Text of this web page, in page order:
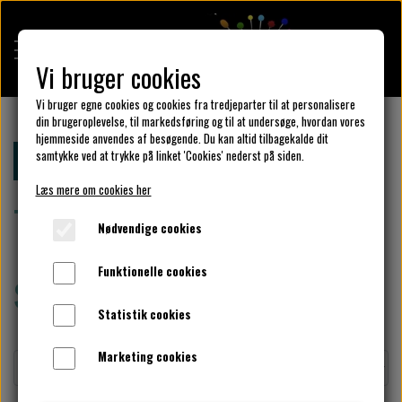
KULÖR DESIGN
DESIGN DIN KJOLE
UNIKA PAKKER
KLAR PARAT
Forside Klar parat Tilbud str. x-small og small
Tilbud str. x-small og
small
Vi bruger cookies
Vi bruger egne cookies og cookies fra tredjeparter til at personalisere
din brugeroplevelse, til markedsføring og til at undersøge, hvordan vores
hjemmeside anvendes af besøgende. Du kan altid tilbagekalde dit
samtykke ved at trykke på linket 'Cookies' nederst på siden.
Læs mere om cookies her
Nødvendige cookies
Funktionelle cookies
Statistik cookies
Marketing cookies